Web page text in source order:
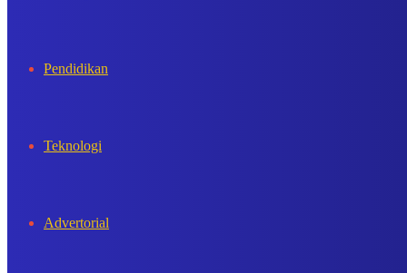
Pendidikan
Teknologi
Advertorial